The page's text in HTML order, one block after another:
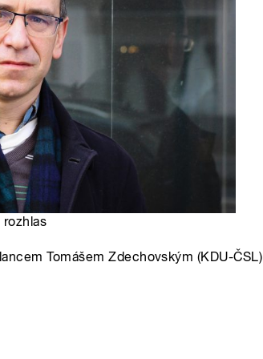
rozhlas
Tomášem Zdechovským (KDU-ČSL)